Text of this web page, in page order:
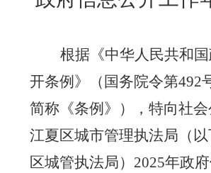
根据《中华人民共和
开条例》（国务院令第492
简称《条例》），特向社
江夏区城市管理执法局（
区城管执法局）2025年政